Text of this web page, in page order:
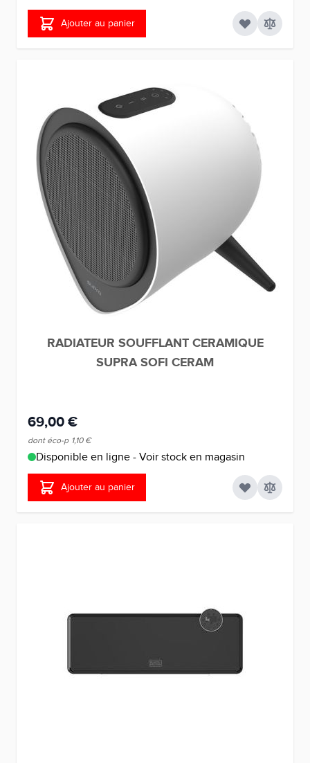
Ajouter au panier
RADIATEUR SOUFFLANT CERAMIQUE
SUPRA SOFI CERAM
69,00 €
dont éco-p 1,10 €
Disponible en ligne - Voir stock en magasin
Ajouter au panier